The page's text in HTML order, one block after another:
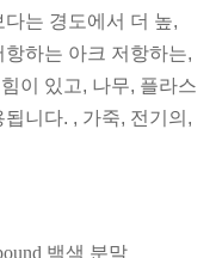
는 경도에서 더 높,
하는 아크 저항하는,
이 있고, 나무, 플라스
니다. , 가죽, 전기의,
백색 분말